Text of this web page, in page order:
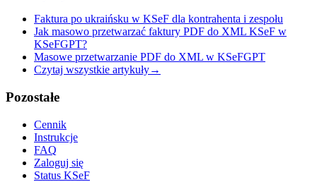
Faktura po ukraińsku w KSeF dla kontrahenta i zespołu
Jak masowo przetwarzać faktury PDF do XML KSeF w
KSeFGPT?
Masowe przetwarzanie PDF do XML w KSeFGPT
Czytaj wszystkie artykuły→
Pozostałe
Cennik
Instrukcje
FAQ
Zaloguj się
Status KSeF